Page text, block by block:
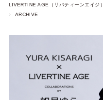
LIVERTINE AGE（リバティーンエイジ）
ARCHIVE